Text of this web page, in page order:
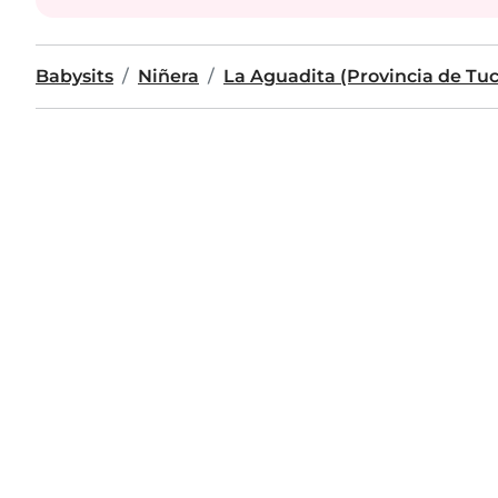
Babysits Niñera La Aguadita (Provincia de